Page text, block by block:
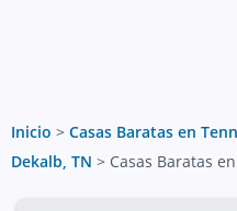
Inicio > Casas Baratas en
Dekalb, TN > Casas Baratas